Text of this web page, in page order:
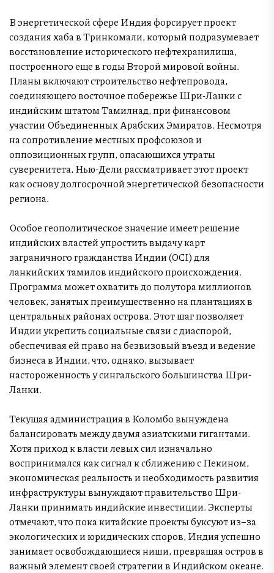
В энергетической сфере Индия форсирует проект
создания хаба в Тринкомали, который подразумевает
восстановление исторического нефтехранилища,
построенного еще в годы Второй мировой войны.
Планы включают строительство нефтепровода,
соединяющего восточное побережье Шри-Ланки с
индийским штатом Тамилнад, при финансовом
участии Объединенных Арабских Эмиратов. Несмотря
на сопротивление местных профсоюзов и
оппозиционных групп, опасающихся утраты
суверенитета, Нью-Дели рассматривает этот проект
как основу долгосрочной энергетической безопасности
региона.
Особое геополитическое значение имеет решение
индийских властей упростить выдачу карт
заграничного гражданства Индии (OCI) для
ланкийских тамилов индийского происхождения.
Программа может охватить до полутора миллионов
человек, занятых преимущественно на плантациях в
центральных районах острова. Этот шаг позволяет
Индии укрепить социальные связи с диаспорой,
обеспечивая ей право на безвизовый въезд и ведение
бизнеса в Индии, что, однако, вызывает
настороженность у сингальского большинства Шри-
Ланки.
Текущая администрация в Коломбо вынуждена
балансировать между двумя азиатскими гигантами.
Хотя приход к власти левых сил изначально
воспринимался как сигнал к сближению с Пекином,
экономическая реальность и необходимость развития
инфраструктуры вынуждают правительство Шри-
Ланки принимать индийские инвестиции. Эксперты
отмечают, что пока китайские проекты буксуют из–за
экологических и юридических споров, Индия успешно
занимает освобождающиеся ниши, превращая остров в
важный элемент своей стратегии в Индийском океане.